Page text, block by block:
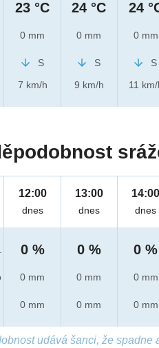
23 °C
0 mm
S
7 km/h
24 °C
0 mm
S
9 km/h
24
0 mm
S
11 km/
12:00
dnes
0 %
0 mm
0 mm
13:00
dnes
0 %
0 mm
0 mm
14:00
dnes
0 %
0 mm
0 mm
udává šanci, že spadne